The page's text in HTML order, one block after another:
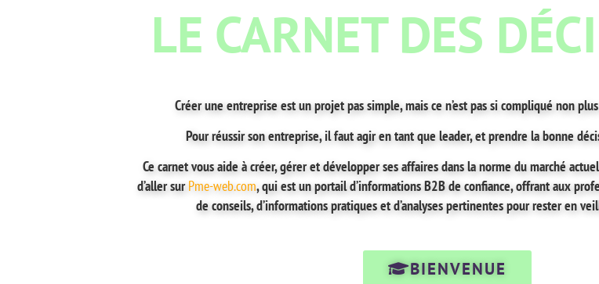
LE CARNET DES
Créer une entreprise est un projet pas simple, mais ce n’est pas si compliqué non
Pour réussir son entreprise, il faut agir en tant que leader, et prendre la bonne
Ce carnet vous aide à créer, gérer et développer ses affaires dans la norme du marché
d’aller surPme-web.com, qui est un portail d’informations B2B de confiance, offrant aux
de conseils, d’informations pratiques et d’analyses pertinentes pour rester en
BIENVENUE